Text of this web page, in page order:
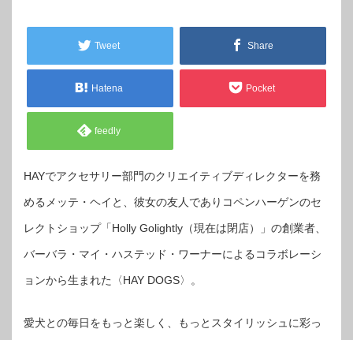
Tweet Share
Hatena Pocket
feedly
HAYでアクセサリー部門のクリエイティブディレクターを務
めるメッテ・ヘイと、彼女の友人でありコペンハーゲンのセ
レクトショップ「Holly Golightly（現在は閉店）」の創業者、
バーバラ・マイ・ハステッド・ワーナーによるコラボレーシ
ョンから生まれた〈HAY DOGS〉。
愛犬との毎日をもっと楽しく、もっとスタイリッシュに彩っ